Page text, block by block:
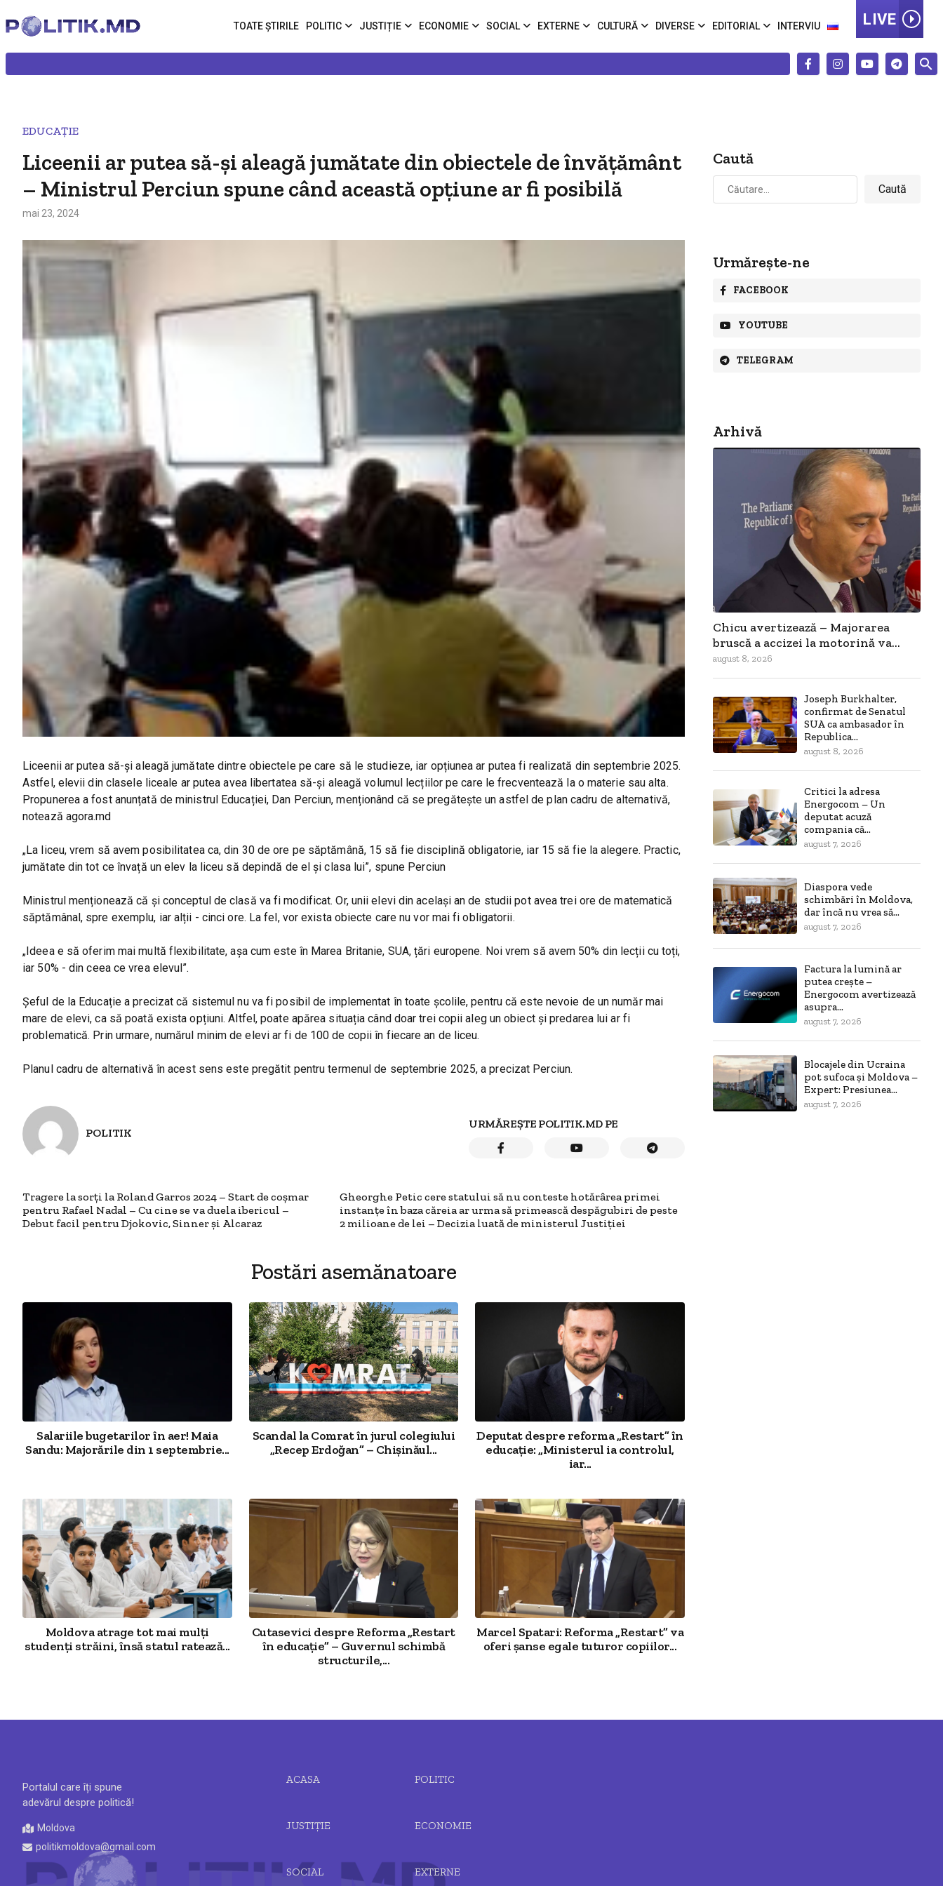
TOATE ȘTIRILE POLITIC JUSTIȚIE ECONOMIE SOCIAL EXTERNE CULTURĂ DIVERSE EDITORIAL INTERVIU LIVE
EDUCAȚIE
Liceenii ar putea să-și aleagă jumătate din obiectele de învățământ
– Ministrul Perciun spune când această opțiune ar fi posibilă
mai 23, 2024
Liceenii ar putea să-și aleagă jumătate dintre obiectele pe care să le studieze, iar opțiunea ar putea fi realizată din septembrie 2025.
Astfel, elevii din clasele liceale ar putea avea libertatea să-și aleagă volumul lecțiilor pe care le frecventează la o materie sau alta.
Propunerea a fost anunțată de ministrul Educației, Dan Perciun, menționând că se pregătește un astfel de plan cadru de alternativă,
notează agora.md
„La liceu, vrem să avem posibilitatea ca, din 30 de ore pe săptămână, 15 să fie disciplină obligatorie, iar 15 să fie la alegere. Practic,
jumătate din tot ce învață un elev la liceu să depindă de el și clasa lui”, spune Perciun
Ministrul menționează că și conceptul de clasă va fi modificat. Or, unii elevi din același an de studii pot avea trei ore de matematică
săptămânal, spre exemplu, iar alții - cinci ore. La fel, vor exista obiecte care nu vor mai fi obligatorii.
„Ideea e să oferim mai multă flexibilitate, așa cum este în Marea Britanie, SUA, țări europene. Noi vrem să avem 50% din lecții cu toți,
iar 50% - din ceea ce vrea elevul”.
Șeful de la Educație a precizat că sistemul nu va fi posibil de implementat în toate școlile, pentru că este nevoie de un număr mai
mare de elevi, ca să poată exista opțiuni. Altfel, poate apărea situația când doar trei copii aleg un obiect și predarea lui ar fi
problematică. Prin urmare, numărul minim de elevi ar fi de 100 de copii în fiecare an de liceu.
Planul cadru de alternativă în acest sens este pregătit pentru termenul de septembrie 2025, a precizat Perciun.
POLITIK
URMĂREȘTE POLITIK.MD PE
Tragere la sorți la Roland Garros 2024 – Start de coșmar
pentru Rafael Nadal – Cu cine se va duela ibericul –
Debut facil pentru Djokovic, Sinner și Alcaraz
Gheorghe Petic cere statului să nu conteste hotărârea primei
instanțe în baza căreia ar urma să primească despăgubiri de peste
2 milioane de lei – Decizia luată de ministerul Justiției
Postări asemănatoare
Salariile bugetarilor în aer! Maia
Sandu: Majorările din 1 septembrie...
Scandal la Comrat în jurul colegiului
„Recep Erdoğan” – Chișinăul...
Deputat despre reforma „Restart” în
educație: „Ministerul ia controlul,
iar...
Moldova atrage tot mai mulți
studenți străini, însă statul ratează...
Cutasevici despre Reforma „Restart
în educație” – Guvernul schimbă
structurile,...
Marcel Spatari: Reforma „Restart” va
oferi șanse egale tuturor copiilor...
Caută
Caută
după:
Urmărește-ne
FACEBOOK
YOUTUBE
TELEGRAM
Arhivă
Chicu avertizează – Majorarea
bruscă a accizei la motorină va...
august 8, 2026
Joseph Burkhalter,
confirmat de Senatul
SUA ca ambasador în
Republica...
august 8, 2026
Critici la adresa
Energocom – Un
deputat acuză
compania că...
august 7, 2026
Diaspora vede
schimbări în Moldova,
dar încă nu vrea să...
august 7, 2026
Factura la lumină ar
putea crește –
Energocom avertizează
asupra...
august 7, 2026
Blocajele din Ucraina
pot sufoca și Moldova –
Expert: Presiunea...
august 7, 2026
Portalul care îți spune
adevărul despre politică!
Moldova
politikmoldova@gmail.com
ACASA POLITIC
JUSTIȚIE ECONOMIE
SOCIAL EXTERNE